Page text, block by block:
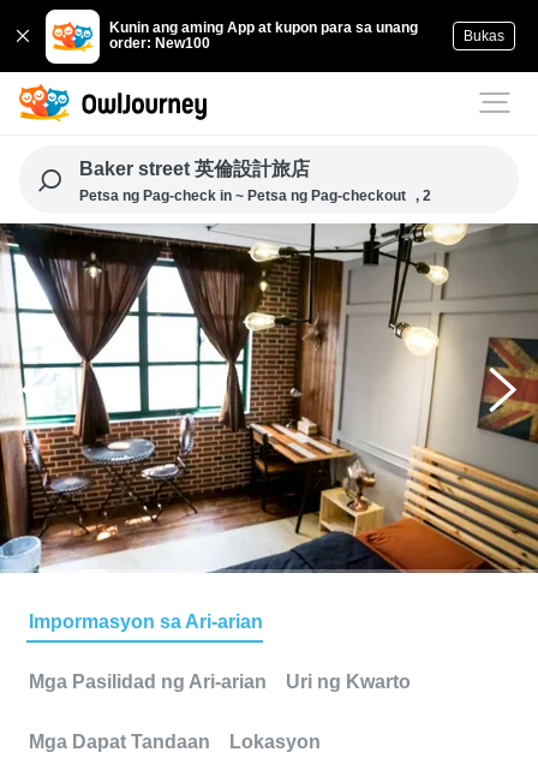
Kunin ang aming App at kupon para sa unang
order: New100
Bukas
Baker street 英倫設計旅店
Petsa ng Pag-check in ~ Petsa ng Pag-checkout , 2
Impormasyon sa Ari-arian
Mga Pasilidad ng Ari-arian Uri ng Kwarto
Mga Dapat Tandaan Lokasyon